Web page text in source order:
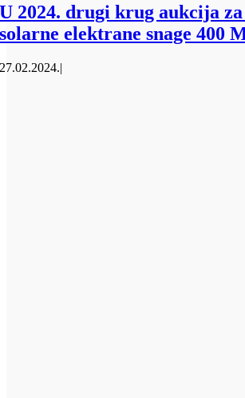
U 2024. drugi krug aukcija
solarne elektrane snage 400
27.02.2024.|